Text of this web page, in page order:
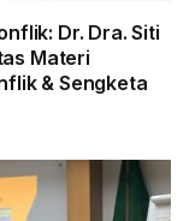
Dr. Dra. Siti
Materi
& Sengketa